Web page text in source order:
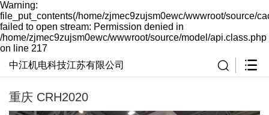
Warning:
file_put_contents(/home/zjmec9zujsm0ewc/wwwroot/source/
failed to open stream: Permission denied in
/home/zjmec9zujsm0ewc/wwwroot/source/model/api.class.php
on line 217
中江机电科技江苏有限公司
重庆 CRH2020